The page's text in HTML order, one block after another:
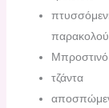
τζάντα